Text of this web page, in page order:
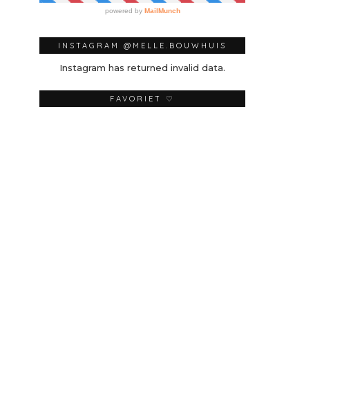
INSTAGRAM @MELLE.BOUWHUIS
Instagram has returned invalid data.
FAVORIET ♡